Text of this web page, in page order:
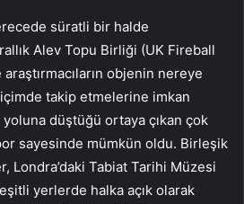
süratli bir halde
Alev Topu Birliği (UK Fireball
objenin nereye
takip etmelerine imkan
düştüğü ortaya çıkan çok
sayesinde mümkün oldu. Birleşik
Londra’daki Tabiat Tarihi Müzesi
yerlerde halka açık olarak